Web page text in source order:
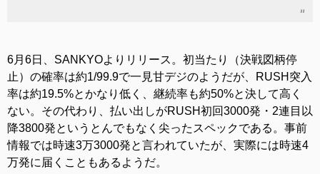
6月6日、SANKYOよりリリース。初当たり（決戦図柄停
止）の確率は約1/99.9で一見甘デジのようだが、RUSH突入
率は約19.5%とかなり低く、継続率も約50%と決して高く
ない。その代わり、払い出しがRUSH初回3000発・2連目以
降3800発というとんでもなく尖ったスペックである。事前
情報では時速3万3000発と言われていたが、実際には時速4
万発に届くこともあるようだ。